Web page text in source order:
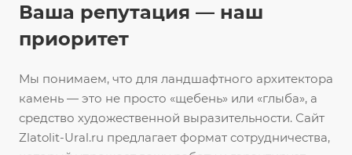
Ваша репутация — наш
приоритет
Мы понимаем, что для ландшафтного архитектора
камень — это не просто «щебень» или «глыба», а
средство художественной выразительности. Сайт
Zlatolit-Ural.ru предлагает формат сотрудничества,